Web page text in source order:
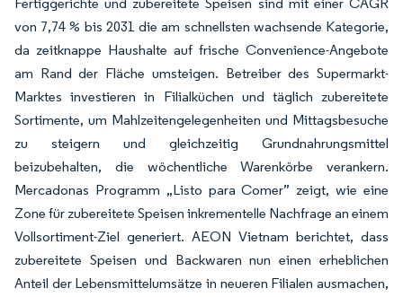
von 7,74 % bis 2031 die am schnellsten wachsende Kategorie,
da zeitknappe Haushalte auf frische Convenience-Angebote
am Rand der Fläche umsteigen. Betreiber des Supermarkt-
Marktes investieren in Filialküchen und täglich zubereitete
Sortimente, um Mahlzeitengelegenheiten und Mittagsbesuche
zu steigern und gleichzeitig Grundnahrungsmittel
beizubehalten, die wöchentliche Warenkörbe verankern.
Mercadonas Programm „Listo para Comer” zeigt, wie eine
Zone für zubereitete Speisen inkrementelle Nachfrage an einem
Vollsortiment-Ziel generiert. AEON Vietnam berichtet, dass
zubereitete Speisen und Backwaren nun einen erheblichen
Anteil der Lebensmittelumsätze in neueren Filialen ausmachen,